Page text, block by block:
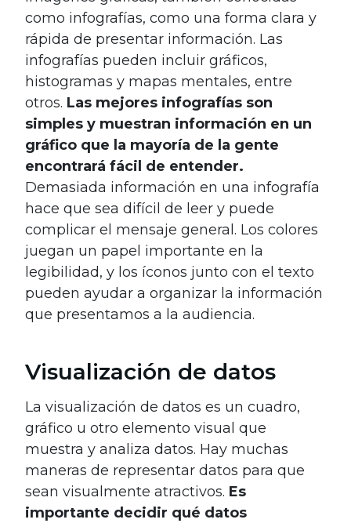
como infografías, como una forma clara y
rápida de presentar información. Las
infografías pueden incluir gráficos,
histogramas y mapas mentales, entre
otros. Las mejores infografías son
simples y muestran información en un
gráfico que la mayoría de la gente
encontrará fácil de entender.
Demasiada información en una infografía
hace que sea difícil de leer y puede
complicar el mensaje general. Los colores
juegan un papel importante en la
legibilidad, y los íconos junto con el texto
pueden ayudar a organizar la información
que presentamos a la audiencia.
Visualización de datos
La visualización de datos es un cuadro,
gráfico u otro elemento visual que
muestra y analiza datos. Hay muchas
maneras de representar datos para que
sean visualmente atractivos. Es
importante decidir qué datos